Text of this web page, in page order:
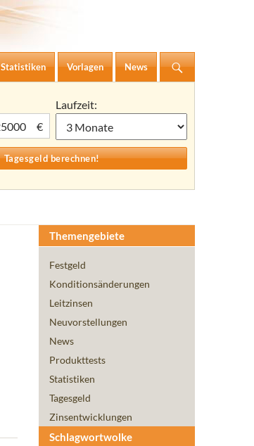
Statistiken Vorlagen News
€
Laufzeit:
Themengebiete
Festgeld
Konditionsänderungen
Leitzinsen
Neuvorstellungen
News
Produkttests
Statistiken
Tagesgeld
Zinsentwicklungen
Schlagwortwolke